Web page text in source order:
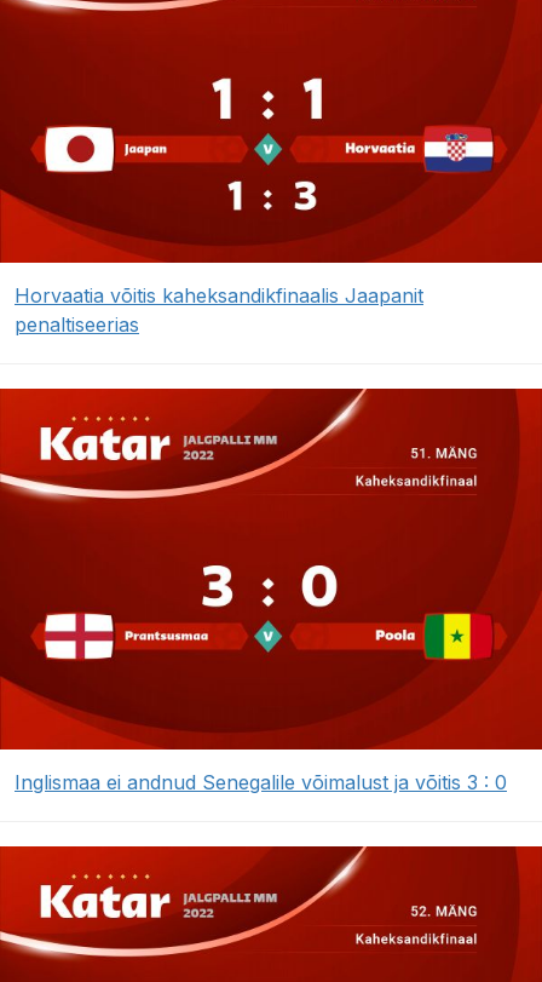
Horvaatia võitis kaheksandikfinaalis Jaapanit
penaltiseerias
Inglismaa ei andnud Senegalile võimalust ja võitis 3 : 0